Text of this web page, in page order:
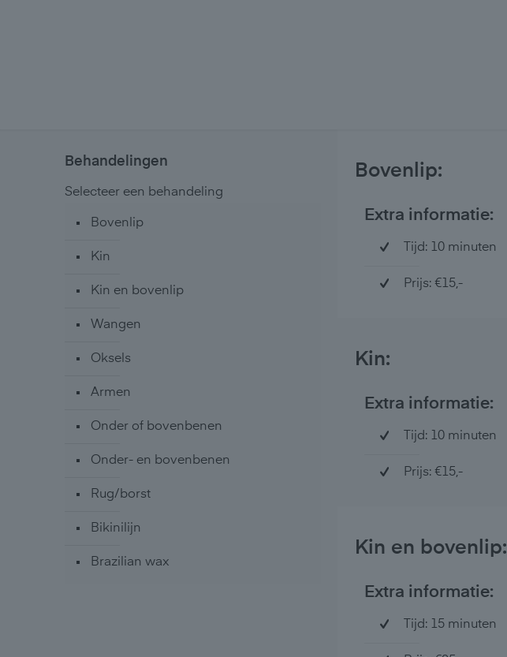
Bovenlip:
Extra informatie:
Tijd: 10 minuten
Prijs: €15,-
Kin:
Extra informatie:
Tijd: 10 minuten
Prijs: €15,-
Kin en bovenlip:
Extra informatie:
Tijd: 15 minuten
Behandelingen
Selecteer een behandeling
Bovenlip
Kin
Kin en bovenlip
Wangen
Oksels
Armen
Onder of bovenbenen
Onder- en bovenbenen
Rug/borst
Bikinilijn
Brazilian wax